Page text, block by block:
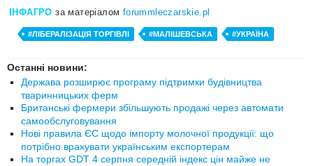
ІНФАГРО за матеріалом forummleczarskie.pl
#ЛІБЕРАЛІЗАЦІЯ ТОРГІВЛІ #МАЛІШЕВСЬКА #УКРАЇНА
Останні новини:
Держава розширює програму підтримки будівництва
тваринницьких ферм
Британські фермери збільшують продажі через автомати
самообслуговування
Нові правила ЄС щодо імпорту молочної продукції: що
потрібно врахувати українським експортерам
На торгах GDT 4 серпня середній індекс цін майже не